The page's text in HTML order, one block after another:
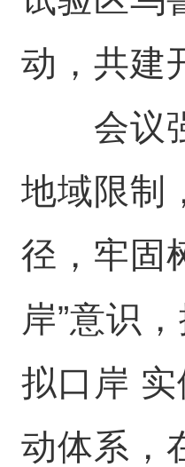
动，共建
会议强
地域限制
径，牢固
岸”意识
拟口岸 实
动体系，